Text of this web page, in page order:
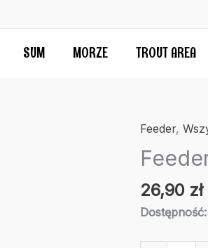
SUM MORZE TROUT AREA
Feeder,
26,90 zł
Dostępność: